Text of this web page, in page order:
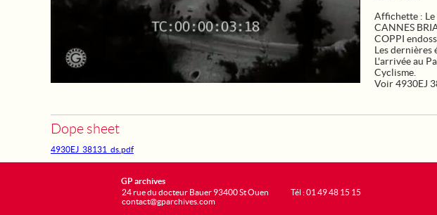
Affichette : Le
CANNES
COPPI
Les dernières
L'arrivée au
Cyclisme.
Voir 4930EJ
Dope sheet
4930EJ_38131_ds.pdf
GP archives
24 rue du docteur Bauer 93400 St Ouen
contact@gparchives.com
Tél : 01 49 48 15 15